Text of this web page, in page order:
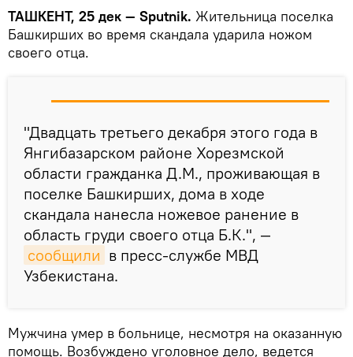
ТАШКЕНТ, 25 дек — Sputnik. Жительница поселка
Башкирших во время скандала ударила ножом
своего отца.
"Двадцать третьего декабря этого года в
Янгибазарском районе Хорезмской
области гражданка Д.М., проживающая в
поселке Башкирших, дома в ходе
скандала нанесла ножевое ранение в
область груди своего отца Б.К.", —
сообщили в пресс-службе МВД
Узбекистана.
Мужчина умер в больнице, несмотря на оказанную
помощь. Возбуждено уголовное дело, ведется